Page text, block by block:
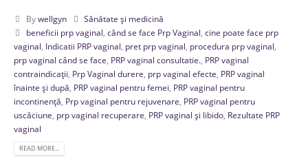
Bywellgyn
Sănătate și medicină
beneficii prp vaginal când se face Prp Vaginal cine poate face prp
vaginal Indicatii PRP vaginal pret prp vaginal procedura prp vaginal
prp vaginal când se face PRP vaginal consultatie. PRP vaginal
contraindicații Prp Vaginal durere prp vaginal efecte PRP vaginal
înainte și după PRP vaginal pentru femei PRP vaginal pentru
incontinență Prp vaginal pentru rejuvenare PRP vaginal pentru
uscăciune prp vaginal recuperare PRP vaginal și libido Rezultate PRP
vaginal
READ MORE...